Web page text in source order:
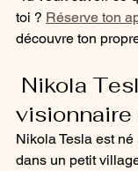
toi ? Réserve ton
découvre ton
Nikola Tesla est né
dans un petit